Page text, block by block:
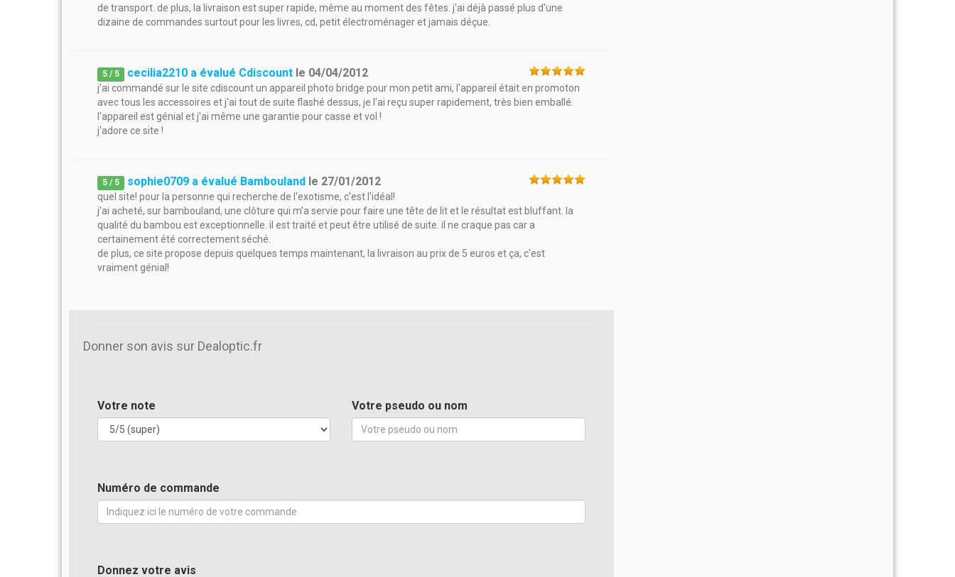
de transport. de plus, la livraison est super rapide, même au moment des fêtes. j'ai déjà passé plus d'une
dizaine de commandes surtout pour les livres, cd, petit électroménager et jamais déçue.
5 / 5 cecilia2210 a évalué Cdiscount le 04/04/2012
j'ai commandé sur le site cdiscount un appareil photo bridge pour mon petit ami, l'appareil était en promoton
avec tous les accessoires et j'ai tout de suite flashé dessus, je l'ai reçu super rapidement, très bien emballé.
l'appareil est génial et j'ai même une garantie pour casse et vol !
j'adore ce site !
5 / 5 sophie0709 a évalué Bambouland le 27/01/2012
quel site! pour la personne qui recherche de l'exotisme, c'est l'idéal!
j'ai acheté, sur bambouland, une clôture qui m'a servie pour faire une tête de lit et le résultat est bluffant. la
qualité du bambou est exceptionnelle. il est traité et peut être utilisé de suite. il ne craque pas car a
certainement été correctement séché.
de plus, ce site propose depuis quelques temps maintenant, la livraison au prix de 5 euros et ça, c'est
vraiment génial!
Donner son avis sur Dealoptic.fr
Votre note Votre pseudo ou nom
Numéro de commande
Donnez votre avis